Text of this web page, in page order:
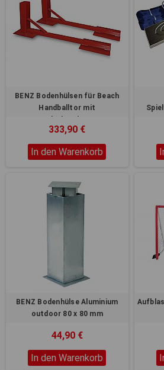
BENZ Bodenhülsen für Beach
Handballtor mit
333,90 €
In den Warenkorb
BENZ Bodenhülse Aluminium
outdoor 80 x 80 mm
44,90 €
In den Warenkorb